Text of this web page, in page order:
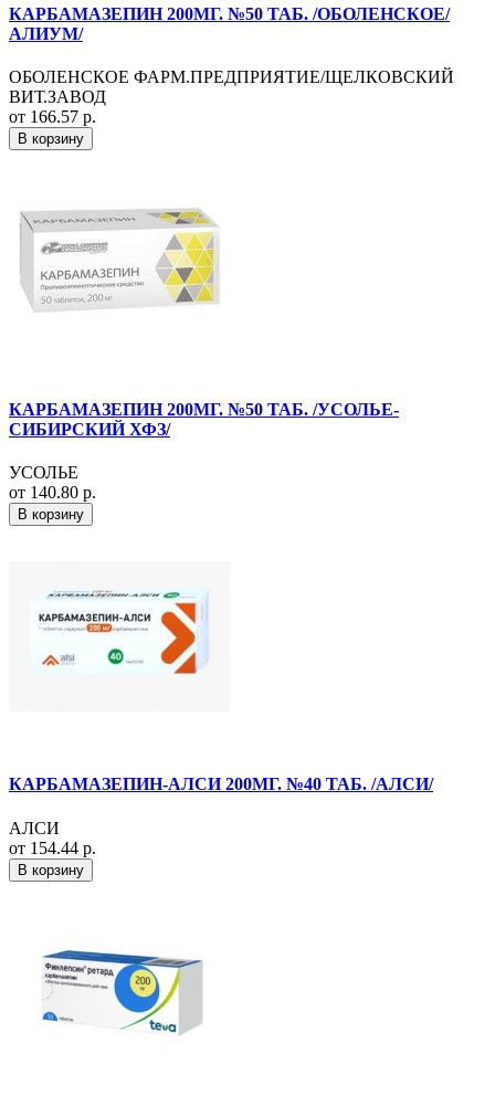
КАРБАМАЗЕПИН 200МГ. №50 ТАБ. /ОБОЛЕНСКОЕ/
АЛИУМ/
ОБОЛЕНСКОЕ ФАРМ.ПРЕДПРИЯТИЕ/ЩЕЛКОВСКИЙ
ВИТ.ЗАВОД
от 166.57 р.
В корзину
КАРБАМАЗЕПИН 200МГ. №50 ТАБ. /УСОЛЬЕ-
СИБИРСКИЙ ХФЗ/
УСОЛЬЕ
от 140.80 р.
В корзину
КАРБАМАЗЕПИН-АЛСИ 200МГ. №40 ТАБ. /АЛСИ/
АЛСИ
от 154.44 р.
В корзину